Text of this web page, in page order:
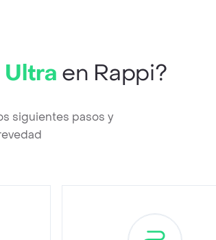
Ultra en Rappi?
siguientes pasos y